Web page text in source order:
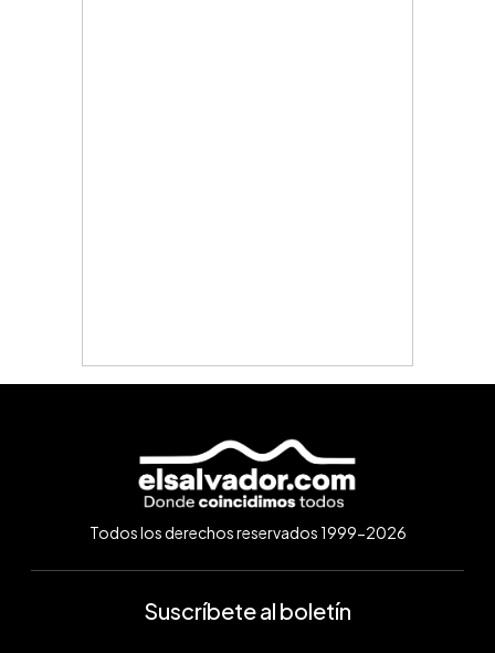
Todos los derechos reservados 1999-2026
Suscríbete al boletín